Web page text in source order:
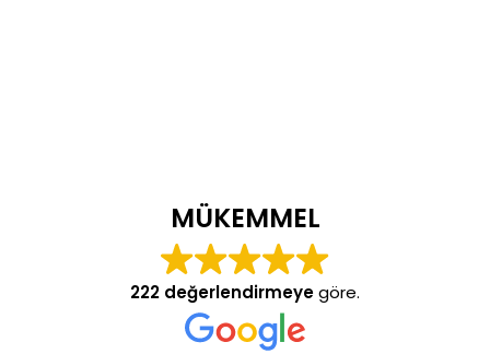
MÜKEMMEL
222 değerlendirmeyegöre.